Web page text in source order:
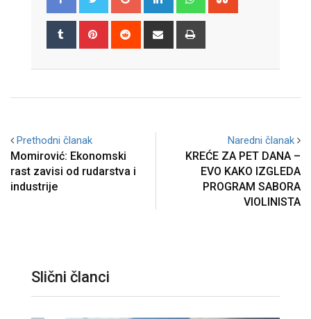
Tumblr Pinterest Reddit
Share
Prethodni članak
Momirović: Ekonomski
rast zavisi od rudarstva i
industrije
Naredni članak
KREĆE ZA PET DANA –
EVO KAKO IZGLEDA
PROGRAM SABORA
VIOLINISTA
Slični članci